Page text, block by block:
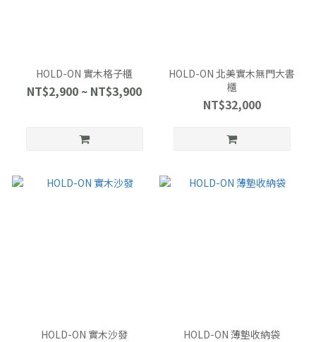
HOLD-ON 實木格子櫃
NT$2,900 ~ NT$3,900
HOLD-ON 北美實木無門大書
櫃
NT$32,000
HOLD-ON 實木沙發 HOLD-ON 薄墊收納袋